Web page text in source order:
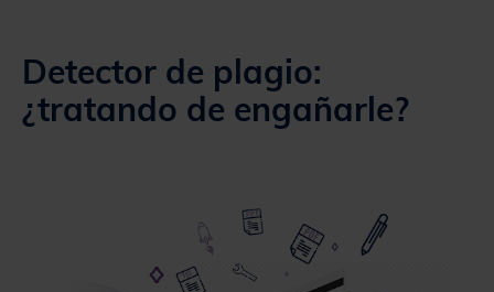
Detector de plagio:
¿tratando de engañarle?